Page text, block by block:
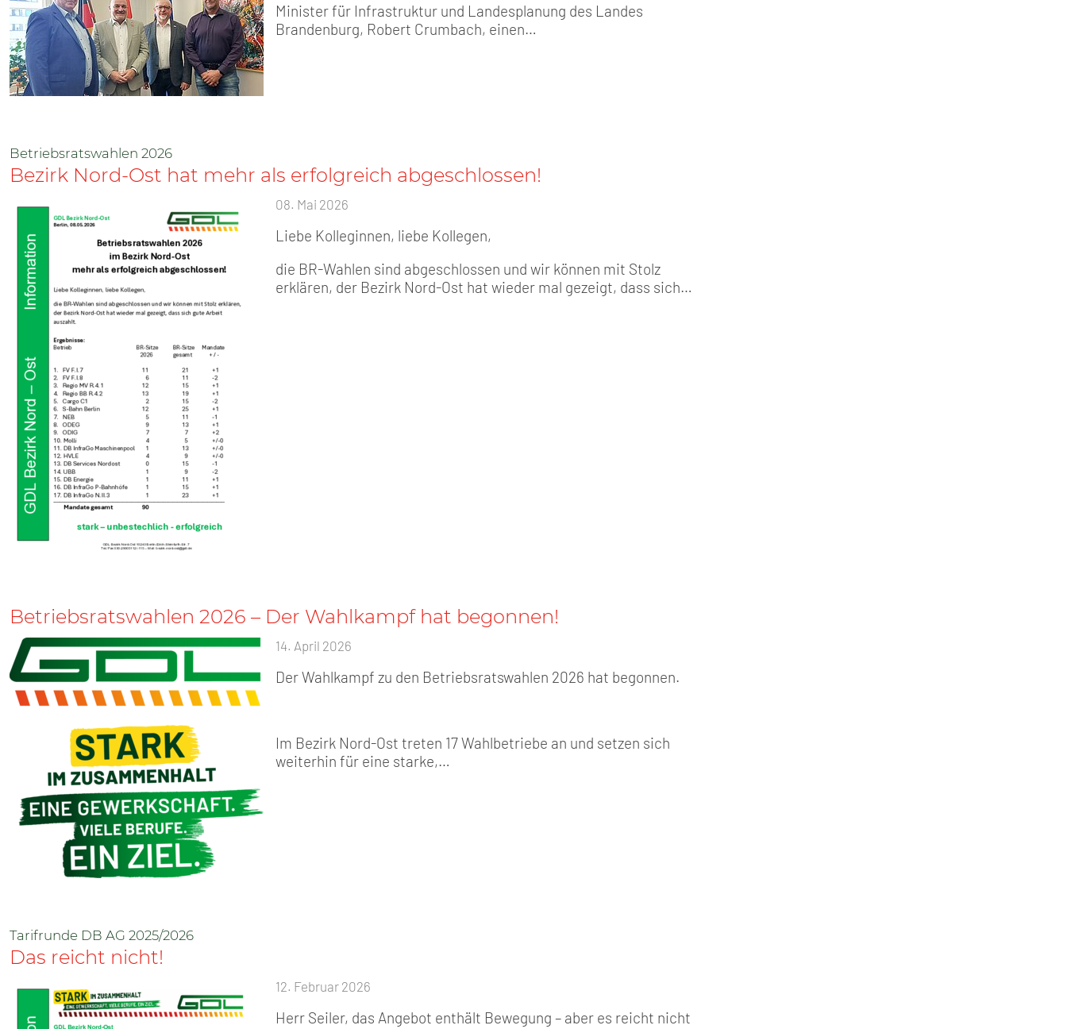
Minister für Infrastruktur und Landesplanung des Landes
Brandenburg, Robert Crumbach, einen…
Betriebsratswahlen 2026
Bezirk Nord-Ost hat mehr als erfolgreich abgeschlossen!
08. Mai 2026
Liebe Kolleginnen, liebe Kollegen,
die BR-Wahlen sind abgeschlossen und wir können mit Stolz
erklären, der Bezirk Nord-Ost hat wieder mal gezeigt, dass sich…
Betriebsratswahlen 2026 – Der Wahlkampf hat begonnen!
14. April 2026
Der Wahlkampf zu den Betriebsratswahlen 2026 hat begonnen.
Im Bezirk Nord-Ost treten 17 Wahlbetriebe an und setzen sich
weiterhin für eine starke,…
Tarifrunde DB AG 2025/2026
Das reicht nicht!
12. Februar 2026
Herr Seiler, das Angebot enthält Bewegung – aber es reicht nicht